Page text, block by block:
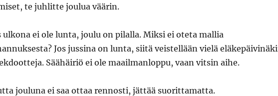
te juhlitte joulua väärin.
ulkona ei ole lunta, joulu on pilalla. Miksi ei oteta mallia
Jos jussina on lunta, siitä veistellään vielä
Säähäiriö ei ole maailmanloppu, vaan vitsin aihe.
jouluna ei saa ottaa rennosti, jättää suorittamatta.